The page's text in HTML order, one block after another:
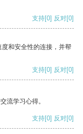
支持[0] 反对[0]
和安全性的连接，并帮
支持[0] 反对[0]
流学习心得。
支持[0] 反对[0]